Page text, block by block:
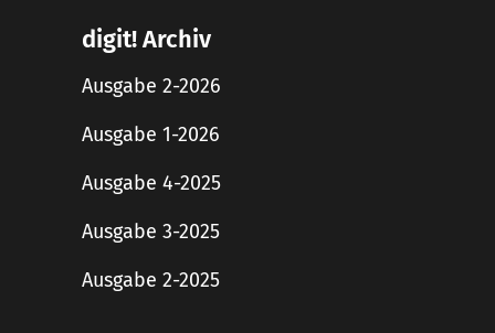
digit! Archiv
Ausgabe 2-2026
Ausgabe 1-2026
Ausgabe 4-2025
Ausgabe 3-2025
Ausgabe 2-2025